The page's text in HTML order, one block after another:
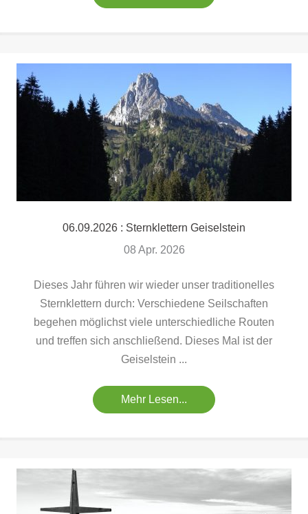
06.09.2026 : Sternklettern Geiselstein
08 Apr. 2026
Dieses Jahr führen wir wieder unser traditionelles
Sternklettern durch: Verschiedene Seilschaften
begehen möglichst viele unterschiedliche Routen
und treffen sich anschließend. Dieses Mal ist der
Geiselstein ...
Mehr Lesen...